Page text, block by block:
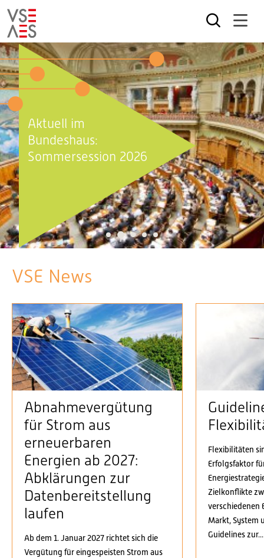
Direkt
zum
Inhalt
Aktuell im
Bundeshaus:
Sommersession 2026
1 2 3 4 5
VSE News
Abnahmevergütung
für Strom aus
erneuerbaren
Energien ab 2027:
Abklärungen zur
Datenbereitstellung
laufen
Ab dem 1. Januar 2027 richtet sich die
Vergütung für eingespeisten Strom aus
Flexibilitäten
Erfolgsfaktor
Zielkonflikte
verschiedenen
Markt, System
Guidelines zur...